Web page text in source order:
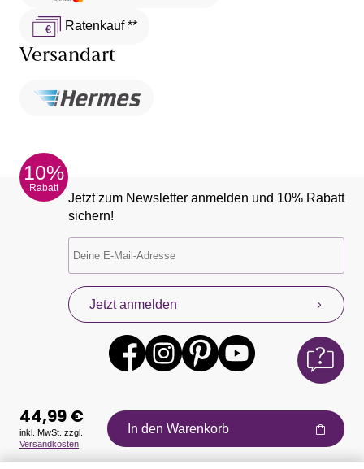
Ratenkauf **
Versandart
10%
Rabatt
Jetzt zum Newsletter anmelden und 10% Rabatt
sichern!
Jetzt anmelden
Auszeichnungen
44,99 €
inkl. MwSt. zzgl.
Versandkosten
In den Warenkorb